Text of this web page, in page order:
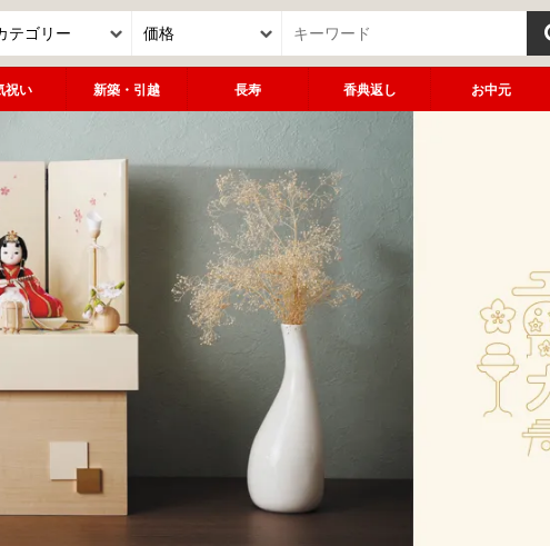
祝い 新築・引越 長寿 香典返し お中元